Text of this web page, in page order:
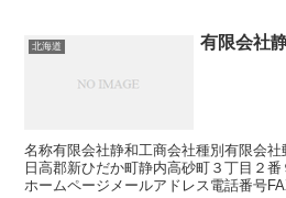
北海道 有限会社
名称有限会社静和工商会社種別有限会
日高郡新ひだか町静内高砂町３丁目２
ホームページメールアドレス電話番号